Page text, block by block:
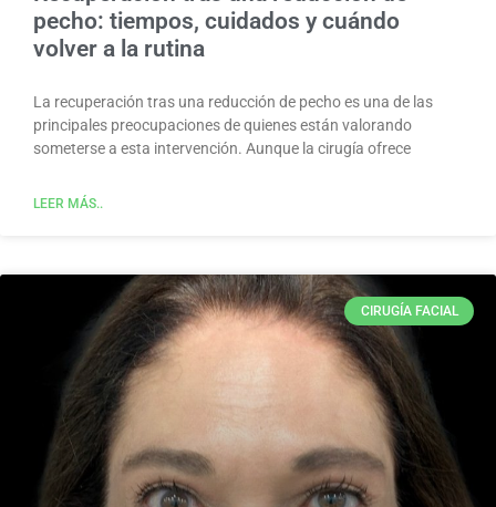
pecho: tiempos, cuidados y cuándo
volver a la rutina
La recuperación tras una reducción de pecho es una de las
principales preocupaciones de quienes están valorando
someterse a esta intervención. Aunque la cirugía ofrece
LEER MÁS..
CIRUGÍA FACIAL